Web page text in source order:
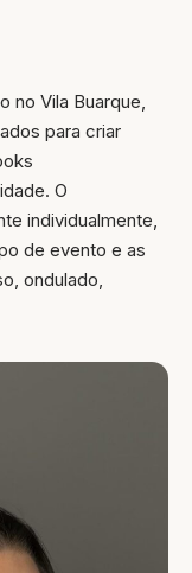
no Vila Buarque,
para criar
O
individualmente,
de evento e as
ondulado,